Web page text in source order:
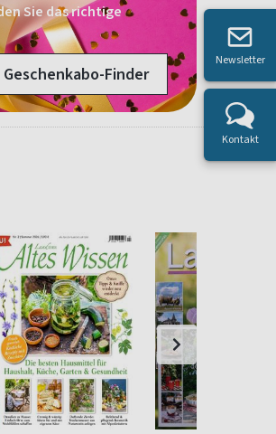
Sie das richtige
Geschenkabo-Finder
Newsletter
Kontakt